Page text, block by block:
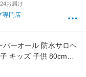
お届け
専門店
バーオール 防水サロペ
キッズ 子供 80cm
110cm 116cm 122cm